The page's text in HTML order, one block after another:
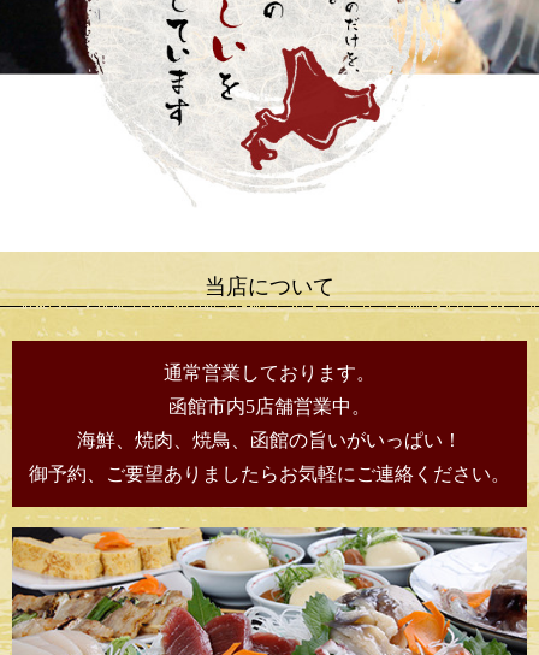
当店について
通常営業しております。
函館市内5店舗営業中。
海鮮、焼肉、焼鳥、函館の旨いがいっぱい！
御予約、ご要望ありましたらお気軽にご連絡ください。